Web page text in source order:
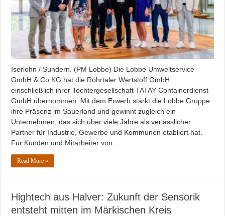
Iserlohn / Sundern. (PM Lobbe) Die Lobbe Umweltservice
GmbH & Co KG hat die Röhrtaler Wertstoff GmbH
einschließlich ihrer Tochtergesellschaft TATAY Containerdienst
GmbH übernommen. Mit dem Erwerb stärkt die Lobbe Gruppe
ihre Präsenz im Sauerland und gewinnt zugleich ein
Unternehmen, das sich über viele Jahre als verlässlicher
Partner für Industrie, Gewerbe und Kommunen etabliert hat.
Für Kunden und Mitarbeiter von …
Read More »
Hightech aus Halver: Zukunft der Sensorik
entsteht mitten im Märkischen Kreis